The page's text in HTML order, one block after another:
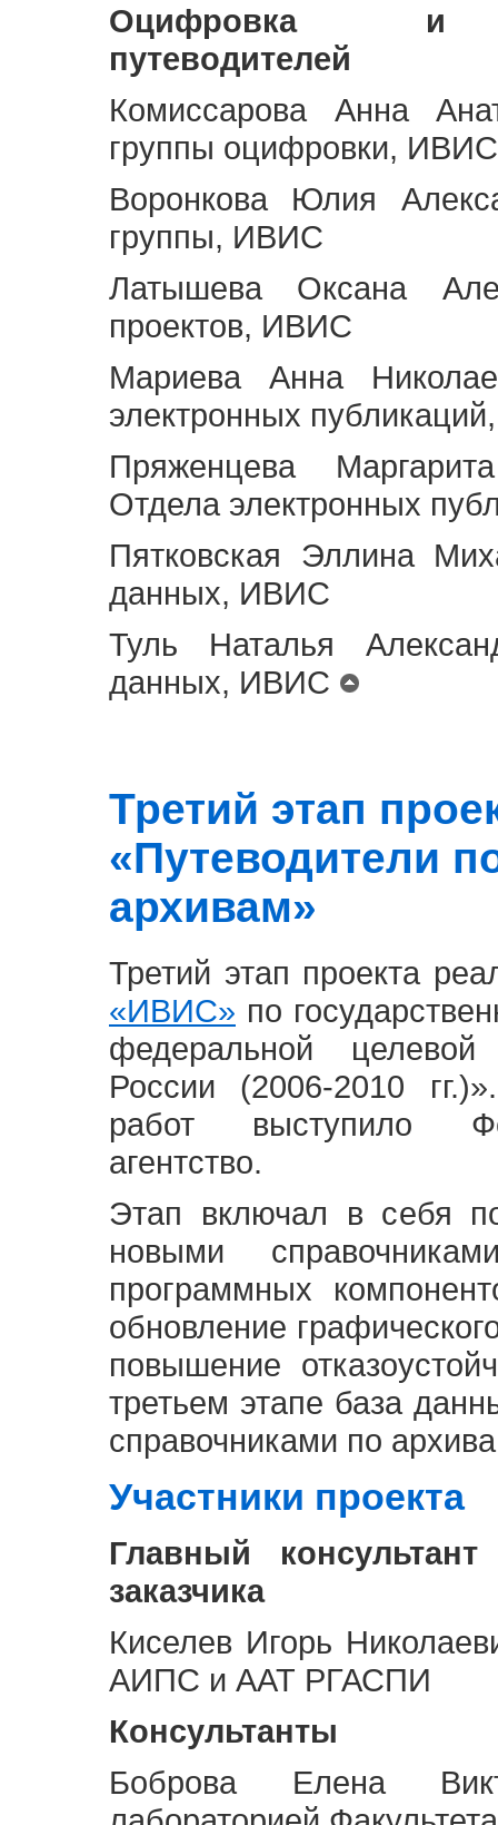
Оцифровка и
путеводителей
Комиссарова Анна
группы оцифровки, ИВИС
Воронкова Юлия
группы, ИВИС
Латышева Оксана
проектов, ИВИС
Мариева Анна
электронных
Пряженцева
Отдела электронных
Пятковская Эллина
данных, ИВИС
Туль Наталья
данных, ИВИС
Третий этап
«Путеводители
архивам»
Третий этап проекта
«ИВИС» по
федеральной
России (2006-2010
работ выступило
агентство.
Этап включал в себя
новыми
программных
обновление
повышение
третьем этапе база
справочниками по
Участники проекта
Главный
заказчика
Киселев Игорь
АИПС и ААТ РГАСПИ
Консультанты
Боброва Елена